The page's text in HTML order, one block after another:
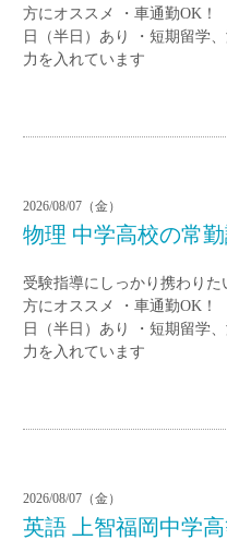
方にオススメ ・車通勤OK！
日（半日）あり ・短期留学
力を入れています
2026/08/07（金）
物理 中学高校の常
受験指導にしっかり携わり
方にオススメ ・車通勤OK！
日（半日）あり ・短期留学
力を入れています
2026/08/07（金）
英語 上智福岡中学